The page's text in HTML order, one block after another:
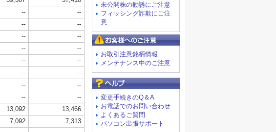
未公開株の勧誘にご注意
フィッシング詐欺にご注
意
お取引注意銘柄情報
メンテナンス中のご注意
変更手続きのQ＆A
お電話でのお問い合わせ
よくあるご質問
パソコン出張サポート